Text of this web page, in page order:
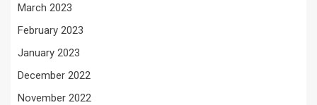
March 2023
February 2023
January 2023
December 2022
November 2022